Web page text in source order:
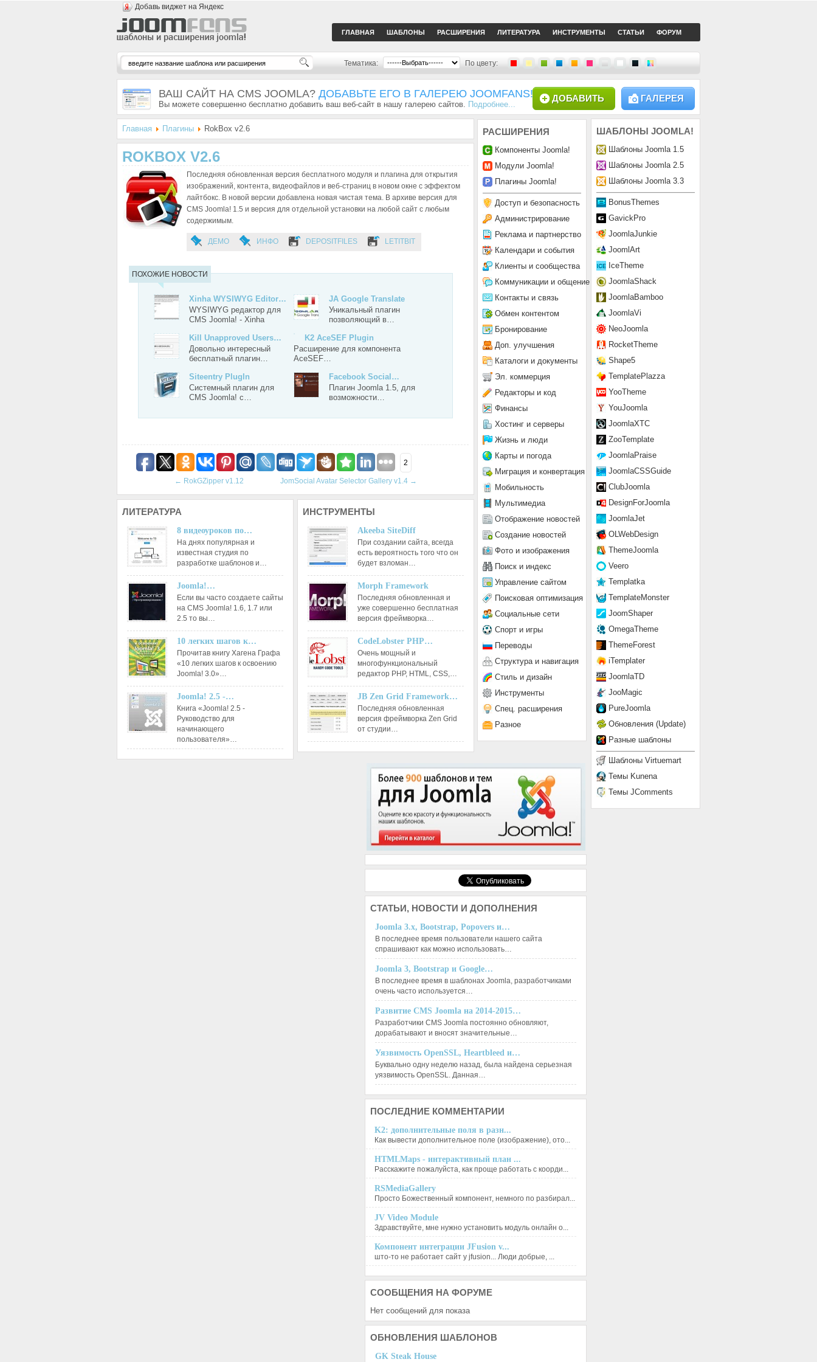
Добавь виджет на Яндекс
ГЛАВНАЯ ШАБЛОНЫ РАСШИРЕНИЯ ЛИТЕРАТУРА ИНСТРУМЕНТЫ СТАТЬИ ФОРУМ
Тематика: По цвету:
ВАШ САЙТ НА CMS JOOMLA? ДОБАВЬТЕ ЕГО В ГАЛЕРЕЮ JOOMFANS!
Вы можете совершенно бесплатно добавить ваш веб-сайт в нашу галерею сайтов. Подробнее...
ГАЛЕРЕЯ
ДОБАВИТЬ
Главная Плагины RokBox v2.6
ROKBOX V2.6
Последняя обновленная версия бесплатного модуля и плагина для открытия
изображений, контента, видеофайлов и веб-страниц в новом окне с эффектом
лайтбокс. В новой версии добавлена новая чистая тема. В архиве версия для
CMS Joomla! 1.5 и версия для отдельной установки на любой сайт с любым
содержимым.
ДЕМО ИНФО DEPOSITFILES LETITBIT
ПОХОЖИЕ НОВОСТИ
Xinha WYSIWYG Editor…
WYSIWYG редактор для
CMS Joomla! - Xinha
JA Google Translate
Уникальный плагин
позволяющий в…
Kill Unapproved Users…
Довольно интересный
бесплатный плагин…
K2 AceSEF Plugin
Расширение для компонента
AceSEF…
Siteentry PlugIn
Системный плагин для
CMS Joomla! с…
Facebook Social…
Плагин Joomla 1.5, для
возможности…
2
← RokGZipper v1.12 JomSocial Avatar Selector Gallery v1.4 →
ЛИТЕРАТУРА
8 видеоуроков по…
На днях популярная и
известная студия по
разработке шаблонов и…
Joomla!…
Если вы часто создаете сайты
на CMS Joomla! 1.6, 1.7 или
2.5 то вы…
10 легких шагов к…
Прочитав книгу Хагена Графа
«10 легких шагов к освоению
Joomla! 3.0»…
Joomla! 2.5 -…
Книга «Joomla! 2.5 -
Руководство для
начинающего
пользователя»…
ИНСТРУМЕНТЫ
Akeeba SiteDiff
При создании сайта, всегда
есть вероятность того что он
будет взломан…
Morph Framework
Последняя обновленная и
уже совершенно бесплатная
версия фреймворка…
CodeLobster PHP…
Очень мощный и
многофункциональный
редактор РНР, HTML, CSS,…
JB Zen Grid Framework…
Последняя обновленная
версия фреймворка Zen Grid
от студии…
ШАБЛОНЫ JOOMLA!
Шаблоны Joomla 1.5
Шаблоны Joomla 2.5
Шаблоны Joomla 3.3
BonusThemes
GavickPro
JoomlaJunkie
JoomlArt
IceTheme
JoomlaShack
JoomlaBamboo
JoomlaVi
NeoJoomla
RocketTheme
Shape5
TemplatePlazza
YooTheme
YouJoomla
JoomlaXTC
ZooTemplate
JoomlaPraise
JoomlaCSSGuide
ClubJoomla
DesignForJoomla
JoomlaJet
OLWebDesign
ThemeJoomla
Veero
Templatka
TemplateMonster
JoomShaper
OmegaTheme
ThemeForest
iTemplater
JoomlaTD
JooMagic
PureJoomla
Обновления (Update)
Разные шаблоны
Шаблоны Virtuemart
Темы Kunena
Темы JComments
РАСШИРЕНИЯ
Компоненты Joomla!
Модули Joomla!
Плагины Joomla!
Доступ и безопасность
Администрирование
Реклама и партнерство
Календари и события
Клиенты и сообщества
Коммуникации и общение
Контакты и связь
Обмен контентом
Бронирование
Доп. улучшения
Каталоги и документы
Эл. коммерция
Редакторы и код
Финансы
Хостинг и серверы
Жизнь и люди
Карты и погода
Миграция и конвертация
Мобильность
Мультимедиа
Отображение новостей
Создание новостей
Фото и изображения
Поиск и индекс
Управление сайтом
Поисковая оптимизация
Социальные сети
Спорт и игры
Переводы
Структура и навигация
Стиль и дизайн
Инструменты
Спец. расширения
Разное
СТАТЬИ, НОВОСТИ И ДОПОЛНЕНИЯ
Joomla 3.x, Bootstrap, Popovers и…
В последнее время пользователи нашего сайта
спрашивают как можно использовать…
Joomla 3, Bootstrap и Google…
В последнее время в шаблонах Joomla, разработчиками
очень часто используется…
Развитие CMS Joomla на 2014-2015…
Разработчики CMS Joomla постоянно обновляют,
дорабатывают и вносят значительные…
Уязвимость OpenSSL, Heartbleed и…
Буквально одну неделю назад, была найдена серьезная
уязвимость OpenSSL. Данная…
ПОСЛЕДНИЕ КОММЕНТАРИИ
K2: дополнительные поля в разн...
Как вывести дополнительное поле (изображение), ото...
HTMLMaps - интерактивный план ...
Расскажите пожалуйста, как проще работать с коорди...
RSMediaGallery
Просто Божественный компонент, немного по разбирал...
JV Video Module
Здравствуйте, мне нужно установить модуль онлайн о...
Компонент интеграции JFusion v...
што-то не работает сайт у jfusion... Люди добрые, ...
СООБЩЕНИЯ НА ФОРУМЕ
Нет сообщений для показа
ОБНОВЛЕНИЯ ШАБЛОНОВ
GK Steak House